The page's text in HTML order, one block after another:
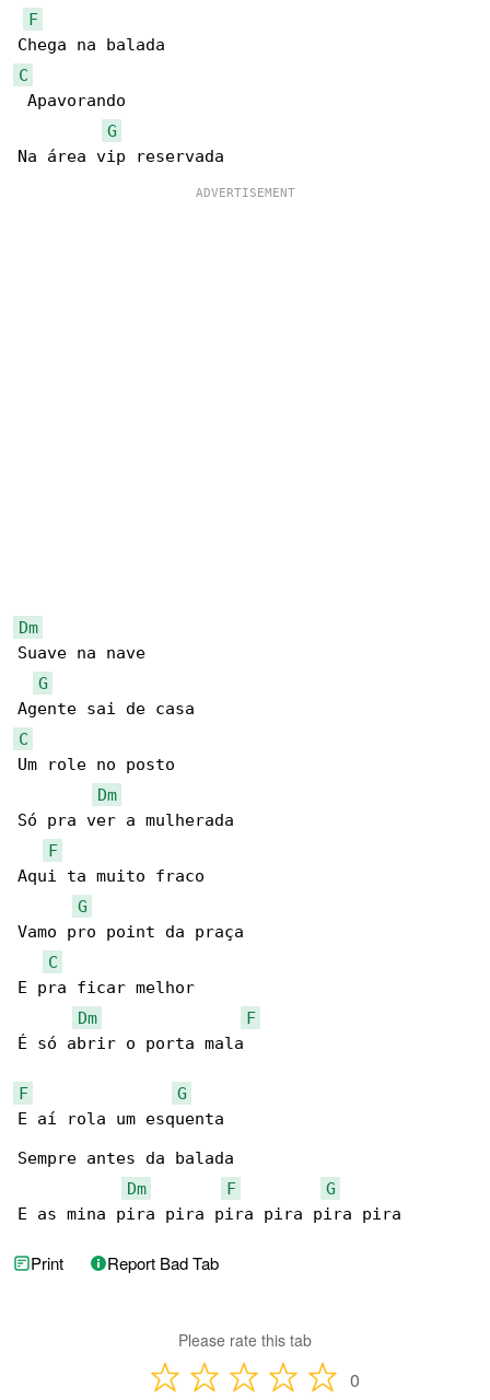
F
C
Apavorando
G
Dm
Suave na nave
G
C
Um role no posto
Dm
Só pra ver a mulherada
F
Aqui ta muito fraco
G
Vamo pro point da praça
C
E pra ficar melhor
Dm
F
É só abrir o porta mala
F
G
E aí rola um esquenta
Sempre antes da balada
Dm
F
G
E as mina pira pira pira pira pira pira
Print Report Bad Tab
Please rate this tab
0